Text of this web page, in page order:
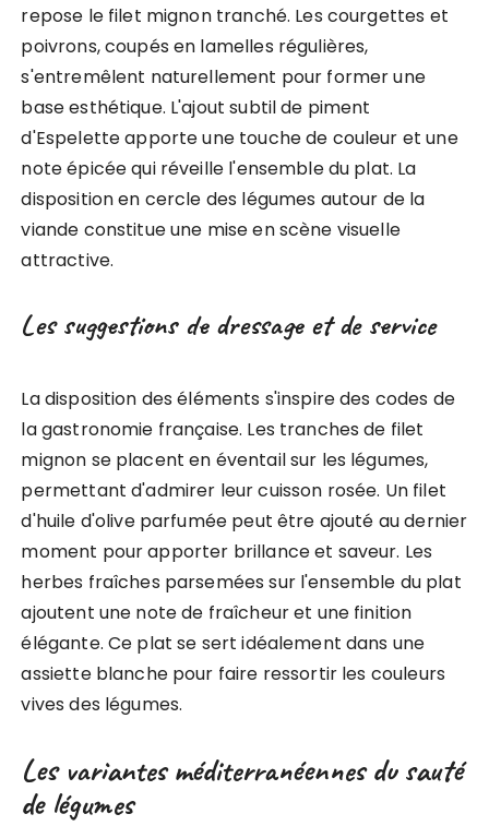
repose le filet mignon tranché. Les courgettes et
poivrons, coupés en lamelles régulières,
s'entremêlent naturellement pour former une
base esthétique. L'ajout subtil de piment
d'Espelette apporte une touche de couleur et une
note épicée qui réveille l'ensemble du plat. La
disposition en cercle des légumes autour de la
viande constitue une mise en scène visuelle
attractive.
Les suggestions de dressage et de service
La disposition des éléments s'inspire des codes de
la gastronomie française. Les tranches de filet
mignon se placent en éventail sur les légumes,
permettant d'admirer leur cuisson rosée. Un filet
d'huile d'olive parfumée peut être ajouté au dernier
moment pour apporter brillance et saveur. Les
herbes fraîches parsemées sur l'ensemble du plat
ajoutent une note de fraîcheur et une finition
élégante. Ce plat se sert idéalement dans une
assiette blanche pour faire ressortir les couleurs
vives des légumes.
Les variantes méditerranéennes du sauté
de légumes